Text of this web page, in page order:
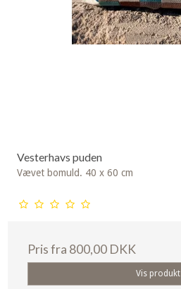
Vesterhavs puden
Vævet bomuld. 40 x 60 cm
Pris fra 800,00 DKK
Vis produkt